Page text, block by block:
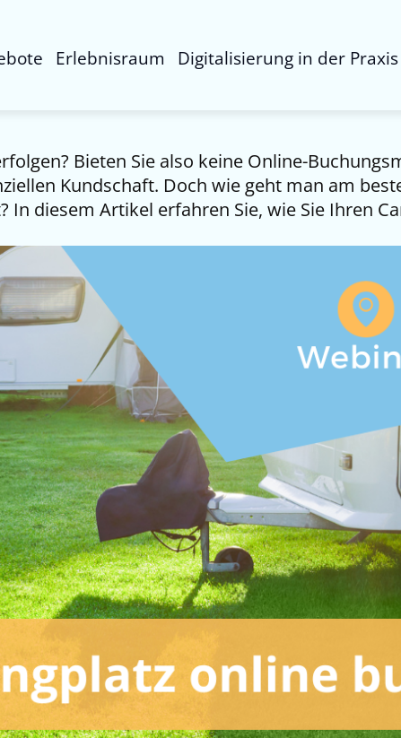
Erlebnisraum Digitalisierung in der Praxis
Bieten Sie also keine Online-
Kundschaft. Doch wie geht man am
diesem Artikel erfahren Sie, wie Sie Ihren